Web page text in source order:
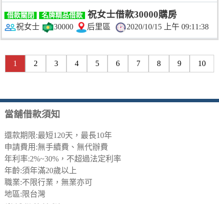
借款關閉 名牌精品借款 祝女士借款30000購房
祝女士 30000 后里區 2020/10/15 上午 09:11:38
1 2 3 4 5 6 7 8 9 10
當舖借款須知
還款期限:最短120天，最長10年
申請費用:無手續費、無代辦費
年利率:2%~30%，不超過法定利率
年齡:須年滿20歲以上
職業:不限行業，無業亦可
地區:限台灣